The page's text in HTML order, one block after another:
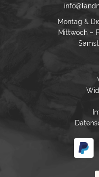
Montag &
Mittwoch –